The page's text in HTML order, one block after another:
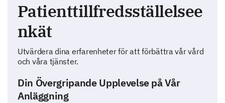
Patienttillfredsställelsee
nkät
Utvärdera dina erfarenheter för att förbättra vår vård
och våra tjänster.
Din Övergripande Upplevelse på Vår
Anläggning